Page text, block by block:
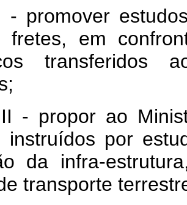
estudos
fretes, em
transferidos
ao
instruídos por
da infra-
transporte